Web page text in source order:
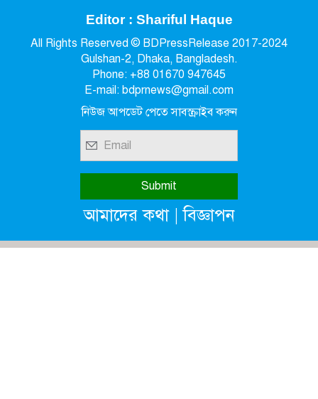
Editor : Shariful Haque
All Rights Reserved © BDPressRelease 2017-2024
Gulshan-2, Dhaka, Bangladesh.
Phone: +88 01670 947645
E-mail: bdprnews@gmail.com
নিউজ আপডেট পেতে সাবস্ক্রাইব করুন
আমাদের কথা|বিজ্ঞাপন